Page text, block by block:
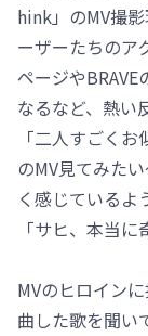
hink」のMV撮
ーザーたちのア
ページや
なるなど、熱い
「二人すごく
のMV見てみた
く感じているよ
「サヒ、本当
MVのヒロイン
曲した歌を聞い